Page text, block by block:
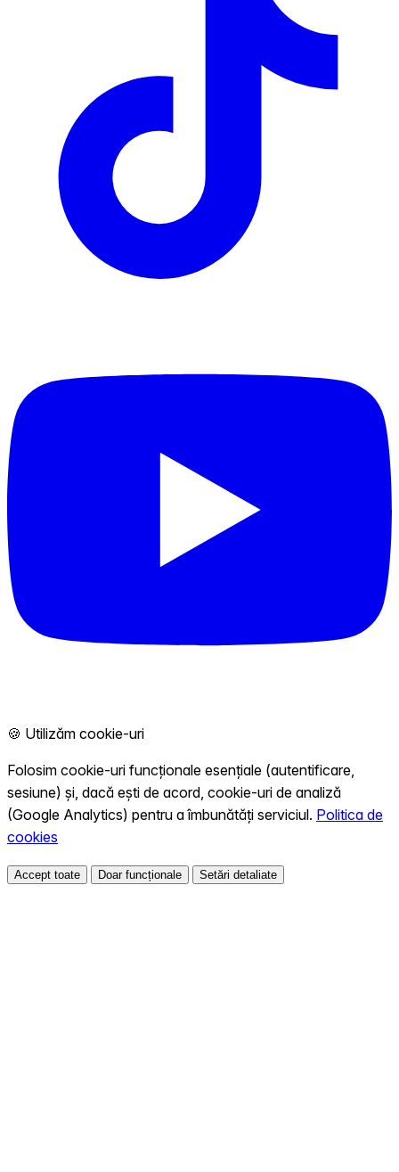
🍪 Utilizăm cookie-uri
Folosim cookie-uri funcționale esențiale (autentificare,
sesiune) și, dacă ești de acord, cookie-uri de analiză
(Google Analytics) pentru a îmbunătăți serviciul. Politica de
cookies
Accept toate Doar funcționale Setări detaliate